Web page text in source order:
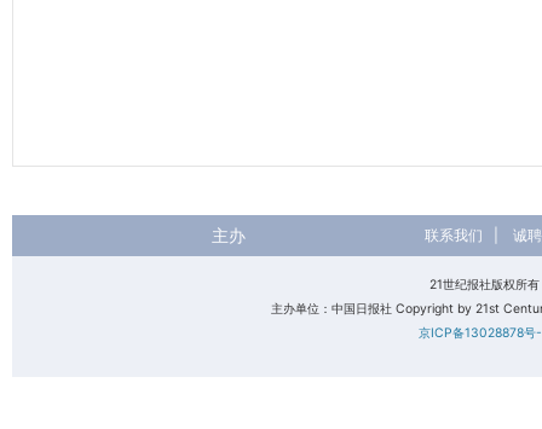
主办 联系我们 诚
21世纪报社版权所
主办单位：中国日报社 Copyright by 21st
京ICP备13028878号